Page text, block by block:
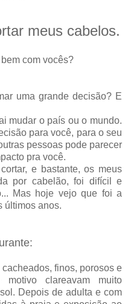
meus cabelos.
com vocês?
uma grande decisão? E
mudar o país ou o mundo.
para você, para o seu
pessoas pode parecer
pra você.
e bastante, os meus
por cabelão, foi difícil e
Mas hoje vejo que foi a
últimos anos.
finos, porosos e
motivo clareavam muito
Depois de adulta e com